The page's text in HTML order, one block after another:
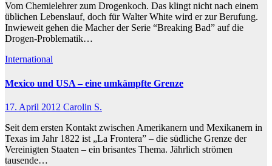
Vom Chemielehrer zum Drogenkoch. Das klingt nicht nach einem
üblichen Lebenslauf, doch für Walter White wird er zur Berufung.
Inwieweit gehen die Macher der Serie “Breaking Bad” auf die
Drogen-Problematik…
International
Mexico und USA – eine umkämpfte Grenze
17. April 2012 Carolin S.
Seit dem ersten Kontakt zwischen Amerikanern und Mexikanern in
Texas im Jahr 1822 ist „La Frontera” – die südliche Grenze der
Vereinigten Staaten – ein brisantes Thema. Jährlich strömen
tausende…